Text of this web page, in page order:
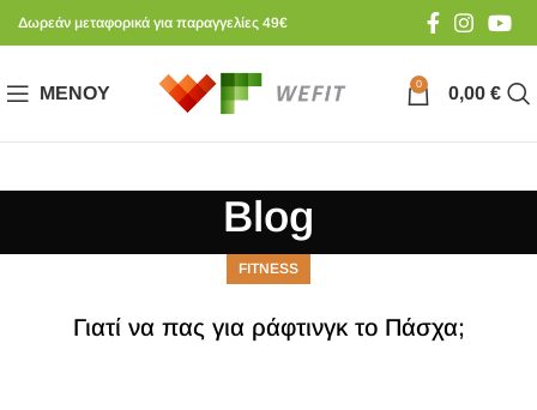
Δωρεάν μεταφορικά για παραγγελίες 49€
ΜΕΝΟΎ 0 0,00 €
Blog
FITNESS
Γιατί να πας για ράφτινγκ το Πάσχα;